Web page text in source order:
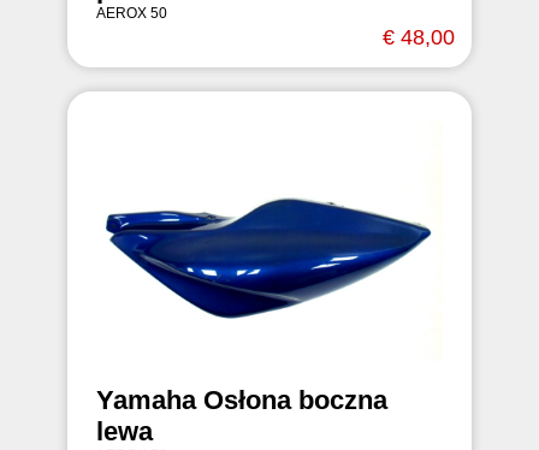
AEROX 50
€ 48,00
Yamaha Osłona boczna
lewa